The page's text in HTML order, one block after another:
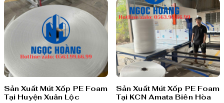
Sản Xuất Mút Xốp PE Foam
Tại Huyện Xuân Lộc
Sản Xuất Mút Xốp PE Foam
Tại KCN Amata Biên Hòa